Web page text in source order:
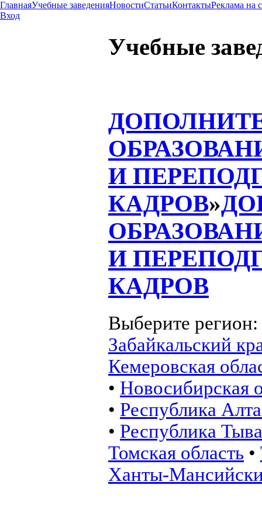
ГлавнаяУчебные заведенияНовостиСтатьиКонтактыРеклама на
Вход
Учебные
И
КАДРОВ»
И
КАДРОВ
Выберите регион:
Забайкальский
Кемеровская
• Новосибирская
• Республика
• Республика Тыва
Томская область •
Ханты-